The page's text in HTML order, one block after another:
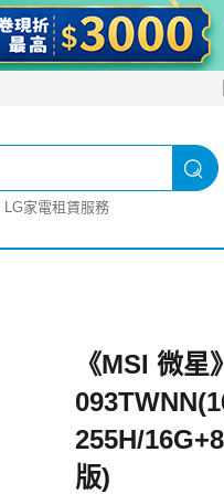
LG家電租賃服務
《MSI 微
255H/
版)